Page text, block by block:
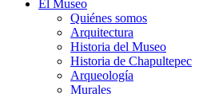
El Museo
Quiénes somos
Arquitectura
Historia del Museo
Historia de Chapultepec
Arqueología
Murales